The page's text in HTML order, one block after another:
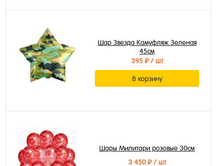
Шар Звезда Камуфляж Зеленая
45см
395 ₽/ шт
В корзину
Шары Милитари розовые 30см
3 450 ₽/ шт